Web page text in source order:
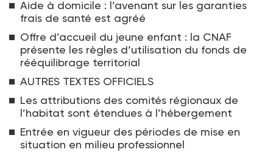
Aide à domicile : l’avenant sur les garanties
frais de santé est agréé
Offre d’accueil du jeune enfant : la CNAF
présente les règles d’utilisation du fonds de
rééquilibrage territorial
AUTRES TEXTES OFFICIELS
Les attributions des comités régionaux de
l’habitat sont étendues à l’hébergement
Entrée en vigueur des périodes de mise en
situation en milieu professionnel